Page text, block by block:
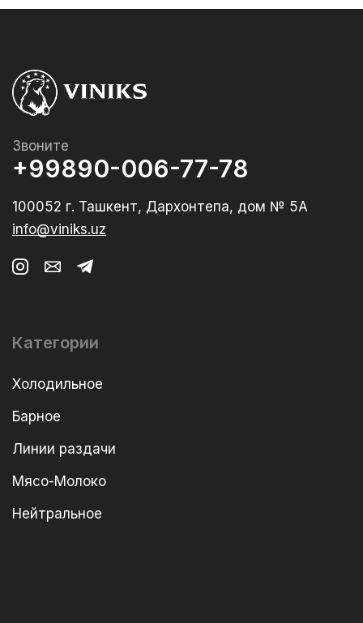
Звоните
+99890-006-77-78
100052 г. Ташкент, Дархонтепа, дом № 5А
info@viniks.uz
Категории
Холодильное
Барное
Линии раздачи
Мясо-Молоко
Нейтральное